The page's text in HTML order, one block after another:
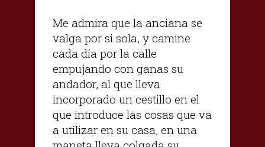
Me admira que la anciana se
valga por si sola, y camine
cada día por la calle
empujando con ganas su
andador, al que lleva
incorporado un cestillo en el
que introduce las cosas que va
a utilizar en su casa, en una